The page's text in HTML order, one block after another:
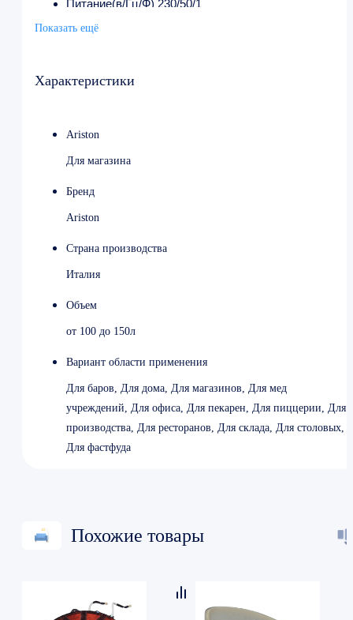
Питание(в/Гц/Ф) 230/50/1
Показать ещё
Характеристики
Ariston
Для магазина
Бренд
Ariston
Страна производства
Италия
Объем
от 100 до 150л
Вариант области применения
Для баров, Для дома, Для магазинов, Для мед
учреждений, Для офиса, Для пекарен, Для пиццерии, Для
производства, Для ресторанов, Для склада, Для столовых,
Для фастфуда
Похожие товары